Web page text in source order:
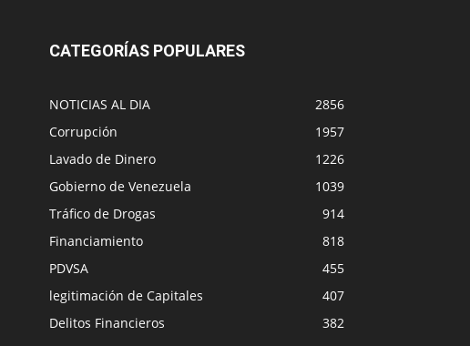
CATEGORÍAS POPULARES
NOTICIAS AL DIA
2856
Corrupción
1957
Lavado de Dinero
1226
Gobierno de Venezuela
1039
Tráfico de Drogas
914
Financiamiento
818
PDVSA
455
legitimación de Capitales
407
Delitos Financieros
382